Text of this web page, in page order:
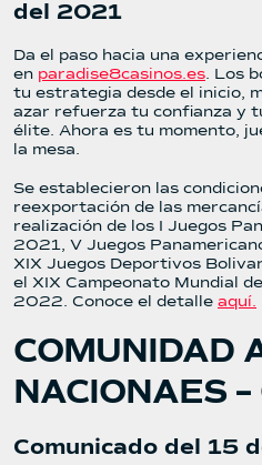
del 2021
Da el paso hacia una
en paradise8casinos.es. Los
tu estrategia desde el inicio,
azar refuerza tu confianza y
élite. Ahora es tu momento,
la mesa.
Se establecieron las
reexportación de las
realización de los I Juegos
2021, V Juegos
XIX Juegos Deportivos
el XIX Campeonato Mundial
2022. Conoce el detalle aquí.
COMUNIDAD
NACIONAES –
Comunicado del 15